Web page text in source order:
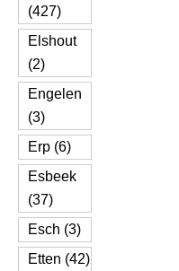
(427)
Elshout
(2)
Engelen
(3)
Erp (6)
Esbeek
(37)
Esch (3)
Etten (42)